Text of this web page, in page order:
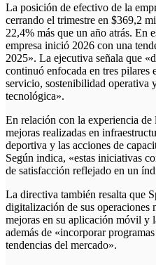
La posición de efectivo de la
cerrando el trimestre en $369,2
22,4% más que un año atrás. En
empresa inició 2026 con una
2025». La ejecutiva señala que
continuó enfocada en tres pilares
servicio, sostenibilidad operativa
tecnológica».
En relación con la experiencia de
mejoras realizadas en
deportiva y las acciones de
Según indica, «estas iniciativas
de satisfacción reflejado en un
La directiva también resalta que
digitalización de sus operaciones
mejoras en su aplicación móvil y
además de «incorporar
tendencias del mercado».